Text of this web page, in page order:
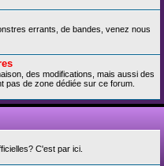
errants, de bandes, venez nous
des modifications, mais aussi des
pas de zone dédiée sur ce forum.
C'est par ici.